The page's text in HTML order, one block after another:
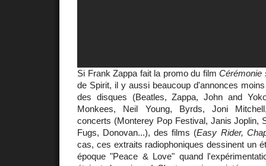
Si Frank Zappa fait la promo du film Cérémonie
de Spirit, il y aussi beaucoup d'annonces
des disques (Beatles, Zappa, John and
Monkees, Neil Young, Byrds, Joni
concerts (Monterey Pop Festival, Janis Joplin,
Fugs, Donovan...), des films (Easy Rider,
cas, ces extraits radiophoniques dessinent un
époque "Peace & Love" quand